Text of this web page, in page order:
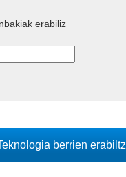
erabiliz
berrien